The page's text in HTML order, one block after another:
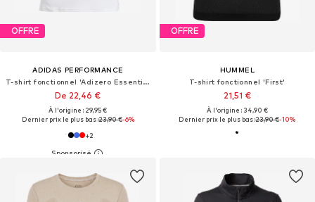
OFFRE
ADIDAS PERFORMANCE
T-shirt fonctionnel 'Adizero Essentials'
De 22,46 €
À l'origine : 29,95 €
Dernier prix le plus bas :23,90 €-6%
+2
OFFRE
HUMMEL
T-shirt fonctionnel 'First'
21,51 €
À l'origine : 34,90 €
Dernier prix le plus bas :23,90 €-10%